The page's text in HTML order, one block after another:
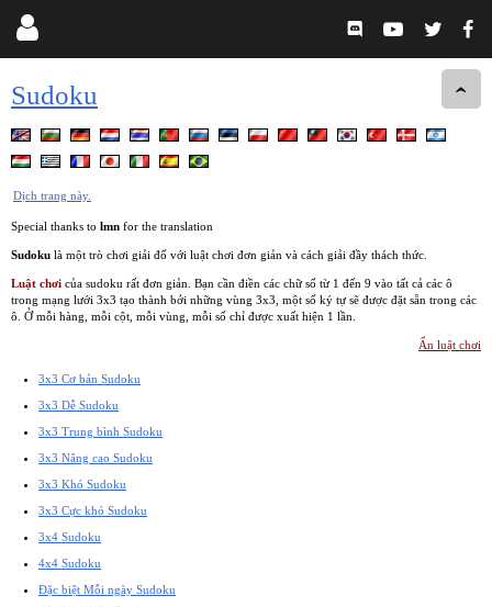
Sudoku
Dịch trang này.
Special thanks to lmn for the translation
Sudoku là một trò chơi giải đố với luật chơi đơn giản và cách giải đầy thách thức.
Luật chơi của sudoku rất đơn giản. Bạn cần điền các chữ số từ 1 đến 9 vào tất cả các ô
trong mạng lưới 3x3 tạo thành bởi những vùng 3x3, một số ký tự sẽ được đặt sẵn trong các
ô. Ở mỗi hàng, mỗi cột, mỗi vùng, mỗi số chỉ được xuất hiện 1 lần.
Ẩn luật chơi
3x3 Cơ bản Sudoku
3x3 Dễ Sudoku
3x3 Trung bình Sudoku
3x3 Nâng cao Sudoku
3x3 Khó Sudoku
3x3 Cực khó Sudoku
3x4 Sudoku
4x4 Sudoku
Đặc biệt Mỗi ngày Sudoku